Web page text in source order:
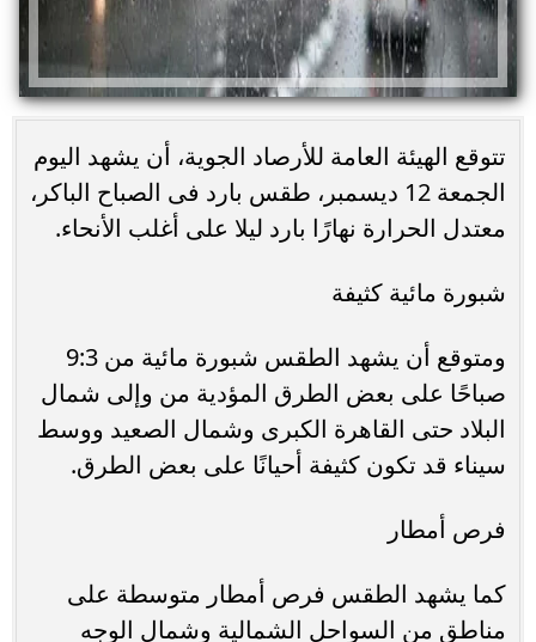
تتوقع الهيئة العامة للأرصاد الجوية، أن يشهد اليوم
الجمعة 12 ديسمبر، طقس بارد فى الصباح الباكر،
معتدل الحرارة نهارًا بارد ليلا على أغلب الأنحاء.
شبورة مائية كثيفة
ومتوقع أن يشهد الطقس شبورة مائية من 9:3
صباحًا على بعض الطرق المؤدية من وإلى شمال
البلاد حتى القاهرة الكبرى وشمال الصعيد ووسط
سيناء قد تكون كثيفة أحيانًا على بعض الطرق.
فرص أمطار
كما يشهد الطقس فرص أمطار متوسطة على
مناطق من السواحل الشمالية وشمال الوجه